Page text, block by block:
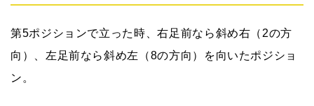
第5ポジションで立った時、右足前なら斜め右（2の方
向）、左足前なら斜め左（8の方向）を向いたポジショ
ン。